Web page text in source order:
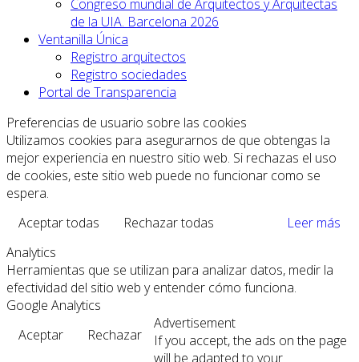
Congreso mundial de Arquitectos y Arquitectas
de la UIA. Barcelona 2026
Ventanilla Única
Registro arquitectos
Registro sociedades
Portal de Transparencia
Preferencias de usuario sobre las cookies
Utilizamos cookies para asegurarnos de que obtengas la
mejor experiencia en nuestro sitio web. Si rechazas el uso
de cookies, este sitio web puede no funcionar como se
espera.
Aceptar todas
Rechazar todas
Leer más
Analytics
Herramientas que se utilizan para analizar datos, medir la
efectividad del sitio web y entender cómo funciona.
Google Analytics
Aceptar
Rechazar
Advertisement
If you accept, the ads on the page
will be adapted to your